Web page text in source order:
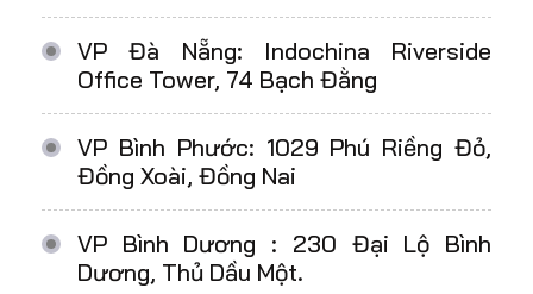
VP Đà Nẵng: Indochina Riverside
Office Tower, 74 Bạch Đằng
VP Bình Phước: 1029 Phú Riềng Đỏ,
Đồng Xoài, Đồng Nai
VP Bình Dương : 230 Đại Lộ Bình
Dương, Thủ Dầu Một.